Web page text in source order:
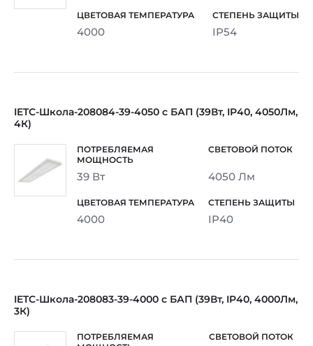
4000 IP54
IETC-Школа-208084-39-4050 с БАП (39Вт, IP40, 4050Лм,
4К)
39 Вт 4050 Лм
4000 IP40
IETC-Школа-208083-39-4000 с БАП (39Вт, IP40, 4000Лм,
3К)